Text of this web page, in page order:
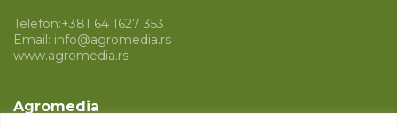
Telefon:+381 64 1627 353
Email: info@agromedia.rs
www.agromedia.rs
Agromedia